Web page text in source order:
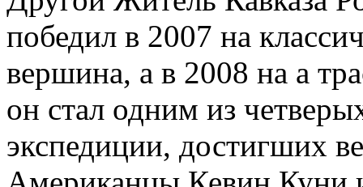
победил в 2007 на
вершина, а в 2008 на а
он стал одним из
экспедиции, достигших